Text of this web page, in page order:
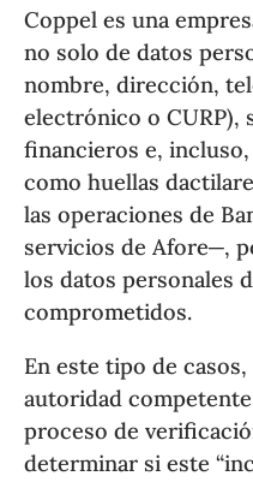
Coppel es una
no solo de datos
nombre, dirección,
electrónico o CURP),
financieros e,
como huellas
las operaciones de
servicios de Afore─,
los datos personales
comprometidos.
En este tipo de
autoridad
proceso de
determinar si este